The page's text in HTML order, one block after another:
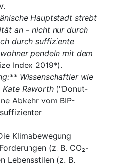
Hauptstadt strebt
an – nicht nur durch
durch suffiziente
pendeln mit dem
Index 2019*).
Wissenschaftler wie
Kate Raworth ("Donut-
Abkehr vom BIP-
Klimabewegung
(z. B. CO₂-
Lebensstilen (z. B.